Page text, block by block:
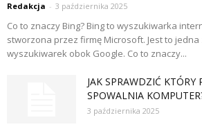
Redakcja - 3 października 2025
Co to znaczy Bing? Bing to wyszukiwarka
stworzona przez firmę Microsoft. Jest to
wyszukiwarek obok Google. Co to znaczy...
JAK SPRAWDZIĆ KTÓRY
SPOWALNIA
3 października 2025